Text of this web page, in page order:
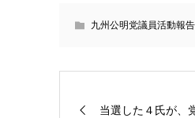
九州公明党議員活動報告
当選した４氏が、